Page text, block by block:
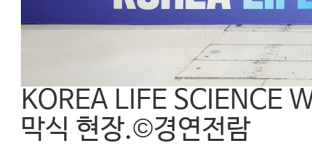
KOREA LIFE SCIENCE
막식 현장.©경연전람